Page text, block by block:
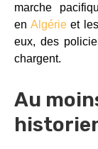
marche
enAlgérie et
eux, des
chargent.
Au